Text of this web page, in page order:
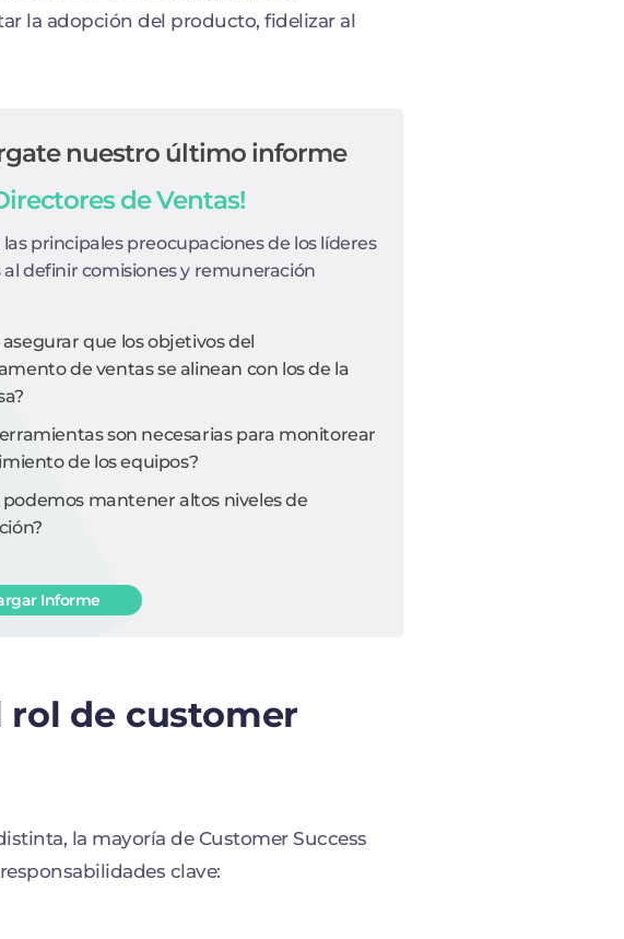
la adopción del producto, fidelizar al
nuestro último informe
de Ventas!
principales preocupaciones de los líderes
definir comisiones y remuneración
asegurar que los objetivos del
de ventas se alinean con los de la
son necesarias para monitorear
de los equipos?
podemos mantener altos niveles de
Informe
de customer
la mayoría de Customer Success
clave: